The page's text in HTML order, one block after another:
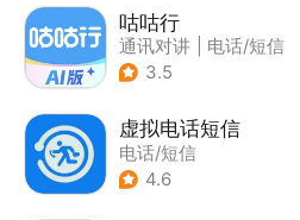
咕咕行
通讯对讲
电话/短信
3.5
虚拟电话短信
电话/短信
4.6